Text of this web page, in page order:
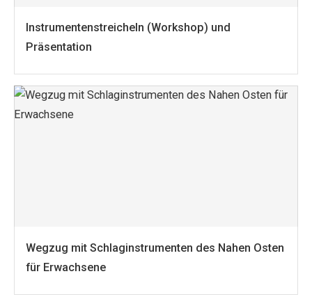
Instrumentenstreicheln (Workshop) und
Präsentation
Wegzug mit Schlaginstrumenten des Nahen Osten
für Erwachsene